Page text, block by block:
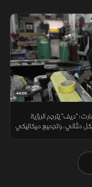
44:05
كيفن هارت؛ "ديف" يترجم الرؤية
مثالي، وتجميع ميكانيكي